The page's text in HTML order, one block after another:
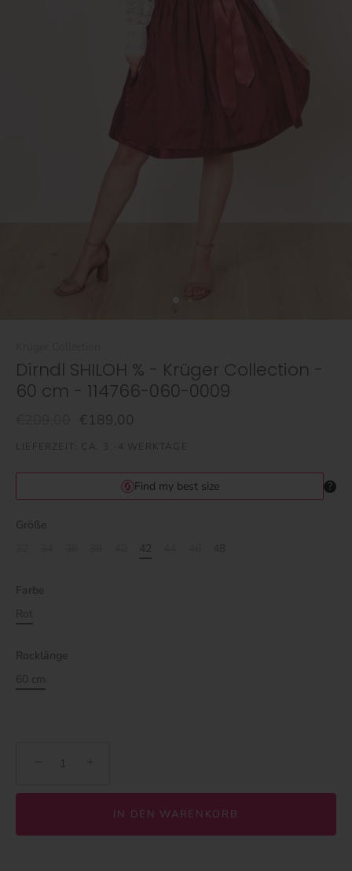
Dirndl SHILOH % - Krüger Collection -
60 cm - 114766-060-0009
€189,00
LIEFERZEIT: CA. 3 -4 WERKTAGE
Größe
42
Farbe
Rot
Rocklänge
60 cm
−
IN DEN WARENKORB